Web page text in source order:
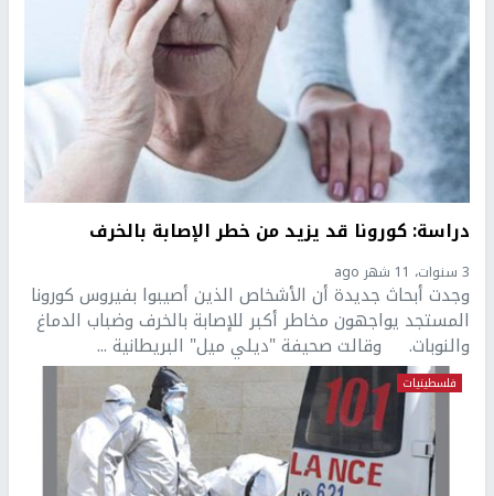
دراسة: كورونا قد يزيد من خطر الإصابة بالخرف
3 سنوات، 11 شهر ago
وجدت أبحاث جديدة أن الأشخاص الذين أصيبوا بفيروس كورونا
المستجد يواجهون مخاطر أكبر للإصابة بالخرف وضباب الدماغ
والنوبات. وقالت صحيفة "ديلي ميل" البريطانية ...
فلسطينيات